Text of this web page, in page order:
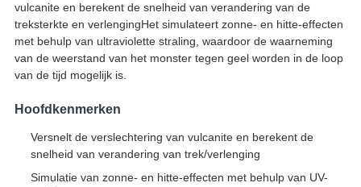
vulcanite en berekent de snelheid van verandering van de
treksterkte en verlengingHet simulateert zonne- en hitte-effecten
met behulp van ultraviolette straling, waardoor de waarneming
van de weerstand van het monster tegen geel worden in de loop
van de tijd mogelijk is.
Hoofdkenmerken
Versnelt de verslechtering van vulcanite en berekent de
snelheid van verandering van trek/verlenging
Simulatie van zonne- en hitte-effecten met behulp van UV-